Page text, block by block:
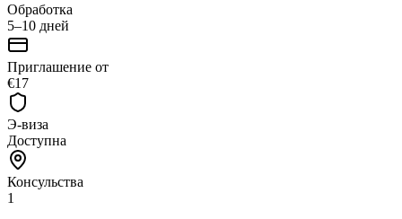
Обработка
5–10 дней
Приглашение от
€17
Э-виза
Доступна
Консульства
1